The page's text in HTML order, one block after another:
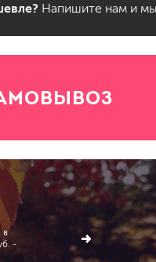
Напишите нам и мы
в
-